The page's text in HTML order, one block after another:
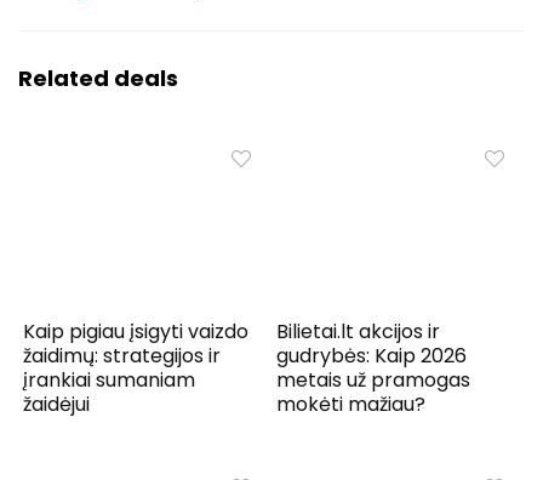
Related deals
Kaip pigiau įsigyti vaizdo
žaidimų: strategijos ir
įrankiai sumaniam
žaidėjui
Bilietai.lt akcijos ir
gudrybės: Kaip 2026
metais už pramogas
mokėti mažiau?